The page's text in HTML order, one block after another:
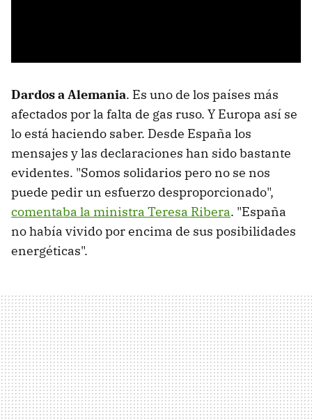
Dardos a Alemania. Es uno de los países más
afectados por la falta de gas ruso. Y Europa así se
lo está haciendo saber. Desde España los
mensajes y las declaraciones han sido bastante
evidentes. "Somos solidarios pero no se nos
puede pedir un esfuerzo desproporcionado",
comentaba la ministra Teresa Ribera. "España
no había vivido por encima de sus posibilidades
energéticas".